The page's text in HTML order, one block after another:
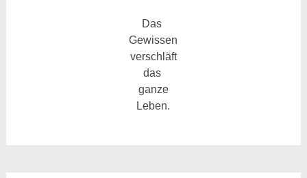
Das
Gewissen
verschläft
das
ganze
Leben.